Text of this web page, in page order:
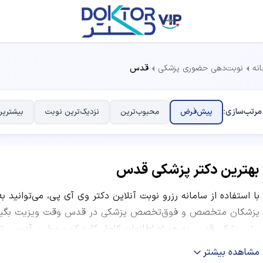
نوبت‌دهی حضوری پزشکی قدس
مرتب‌سازی: پیش‌فرض محبوب‌ترین نزدیک‌ترین نوبت
بهترین دکتر پزشکی قدس
با استفاده از سامانه رزرو نوبت آنلاین دکتر وی آی پی،
پزشکان متخصص و فوق‌تخصص پزشکی در قدس وقت ویزیت
برتر پزشکی قدس به همراه اطلاعات کامل کلینیک و مطب، آدرس،
نظرات بیماران قبلی ارائه شده است. شما می‌توانید با مقایسه
مشاهده بیشتر